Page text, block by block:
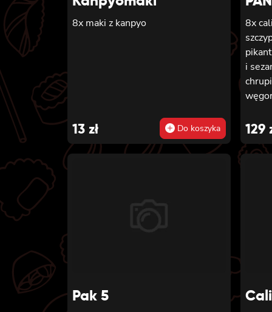
8x maki z kanpyo
13 zł Do koszyka
8x
i
8x
8x
129
Pak 5